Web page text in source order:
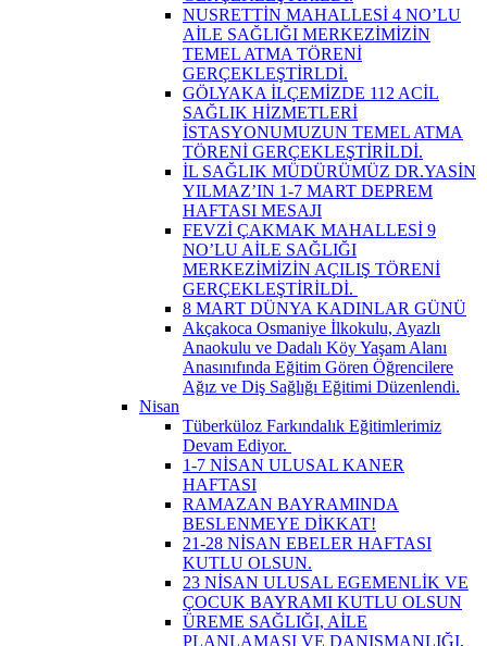
NUSRETTİN MAHALLESİ 4 NO’LU
AİLE SAĞLIĞI MERKEZİMİZİN
TEMEL ATMA TÖRENİ
GERÇEKLEŞTİRLDİ.
GÖLYAKA İLÇEMİZDE 112 ACİL
SAĞLIK HİZMETLERİ
İSTASYONUMUZUN TEMEL ATMA
TÖRENİ GERÇEKLEŞTİRİLDİ.
İL SAĞLIK MÜDÜRÜMÜZ DR.YASİN
YILMAZ’IN 1-7 MART DEPREM
HAFTASI MESAJI
FEVZİ ÇAKMAK MAHALLESİ 9
NO’LU AİLE SAĞLIĞI
MERKEZİMİZİN AÇILIŞ TÖRENİ
GERÇEKLEŞTİRİLDİ. ​
8 MART DÜNYA KADINLAR GÜNÜ
Akçakoca Osmaniye İlkokulu, Ayazlı
Anaokulu ve Dadalı Köy Yaşam Alanı
Anasınıfında Eğitim Gören Öğrencilere
Ağız ve Diş Sağlığı Eğitimi Düzenlendi.
Nisan
Tüberküloz Farkındalık Eğitimlerimiz
Devam Ediyor. ​
1-7 NİSAN ULUSAL KANER
HAFTASI
RAMAZAN BAYRAMINDA
BESLENMEYE DİKKAT!
21-28 NİSAN EBELER HAFTASI
KUTLU OLSUN.
23 NİSAN ULUSAL EGEMENLİK VE
ÇOCUK BAYRAMI KUTLU OLSUN
ÜREME SAĞLIĞI, AİLE
PLANLAMASI VE DANIŞMANLIĞI,